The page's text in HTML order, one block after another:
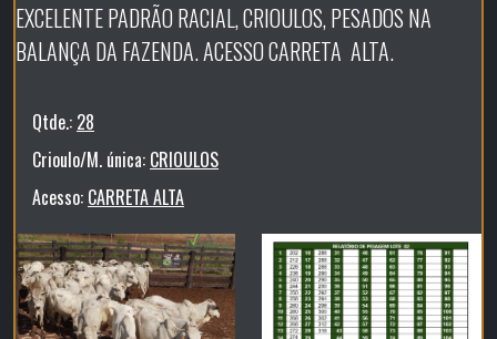
EXCELENTE PADRÃO RACIAL, CRIOULOS, PESADOS NA
BALANÇA DA FAZENDA. ACESSO CARRETA ALTA.
Qtde.: 28
Crioulo/M. única: CRIOULOS
Acesso: CARRETA ALTA